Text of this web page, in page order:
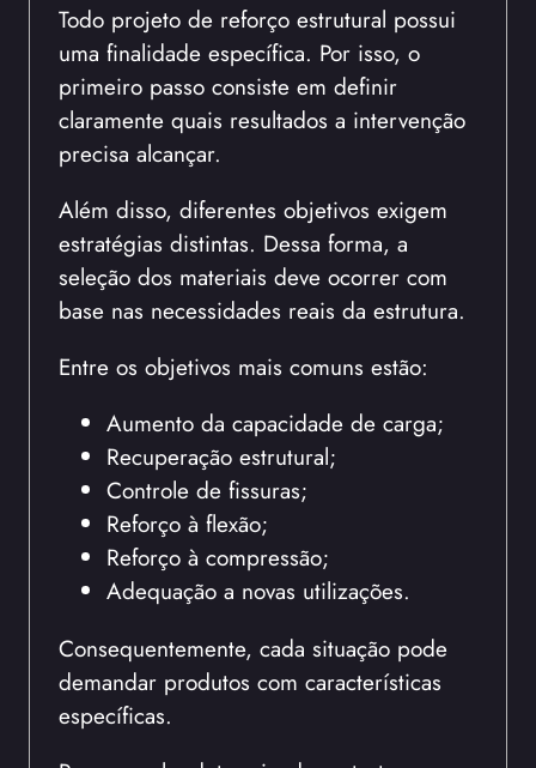
Todo projeto de reforço estrutural possui
uma finalidade específica. Por isso, o
primeiro passo consiste em definir
claramente quais resultados a intervenção
precisa alcançar.
Além disso, diferentes objetivos exigem
estratégias distintas. Dessa forma, a
seleção dos materiais deve ocorrer com
base nas necessidades reais da estrutura.
Entre os objetivos mais comuns estão:
Aumento da capacidade de carga;
Recuperação estrutural;
Controle de fissuras;
Reforço à flexão;
Reforço à compressão;
Adequação a novas utilizações.
Consequentemente, cada situação pode
demandar produtos com características
específicas.